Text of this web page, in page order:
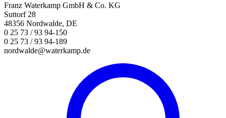
Franz Waterkamp GmbH & Co. KG
Suttorf 28
48356 Nordwalde, DE
0 25 73 / 93 94-150
0 25 73 / 93 94-189
nordwalde@waterkamp.de